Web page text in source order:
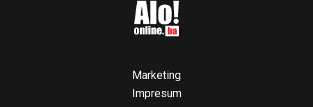
Marketing
Impresum